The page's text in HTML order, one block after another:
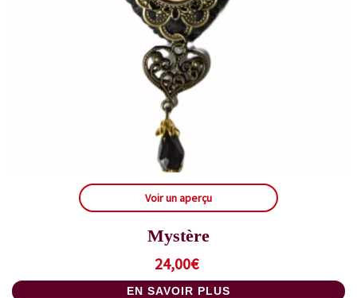
Voir un aperçu
Mystère
24,00€
EN SAVOIR PLUS